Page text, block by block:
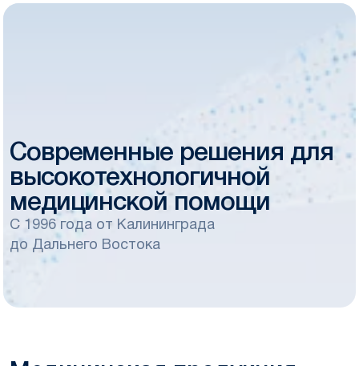
Современные решения для
высокотехнологичной
медицинской помощи
С 1996 года от Калининграда
до Дальнего Востока